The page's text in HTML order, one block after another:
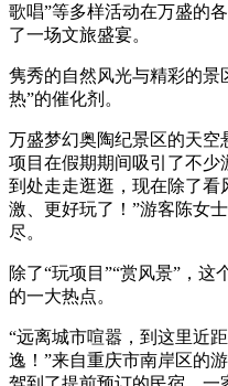
歌唱”等多样活动在万盛的
了一场文旅盛宴。
隽秀的自然风光与精彩的景
热”的催化剂。
万盛梦幻奥陶纪景区的天空
项目在假期期间吸引了不少
到处走走逛逛，现在除了看
激、更好玩了！”游客陈女
尽。
除了“玩项目”“赏风景”，这
的一大热点。
“远离城市喧嚣，到这里近
逸！”来自重庆市南岸区的